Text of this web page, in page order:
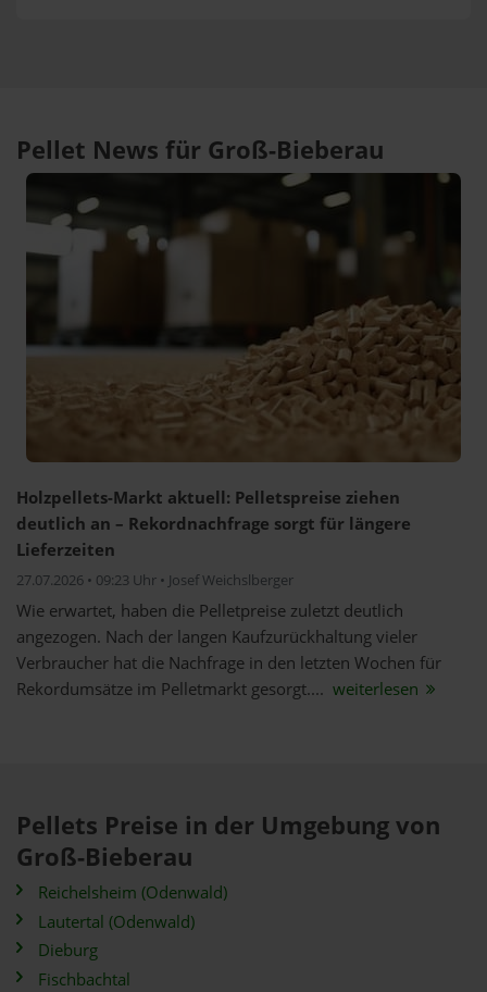
Pellet News für Groß-Bieberau
Holzpellets-Markt aktuell: Pelletspreise ziehen
deutlich an – Rekordnachfrage sorgt für längere
Lieferzeiten
27.07.2026 • 09:23 Uhr • Josef Weichslberger
Wie erwartet, haben die Pelletpreise zuletzt deutlich
angezogen. Nach der langen Kaufzurückhaltung vieler
Verbraucher hat die Nachfrage in den letzten Wochen für
Rekordumsätze im Pelletmarkt gesorgt.... weiterlesen
Pellets Preise in der Umgebung von
Groß-Bieberau
Reichelsheim (Odenwald)
Lautertal (Odenwald)
Dieburg
Fischbachtal